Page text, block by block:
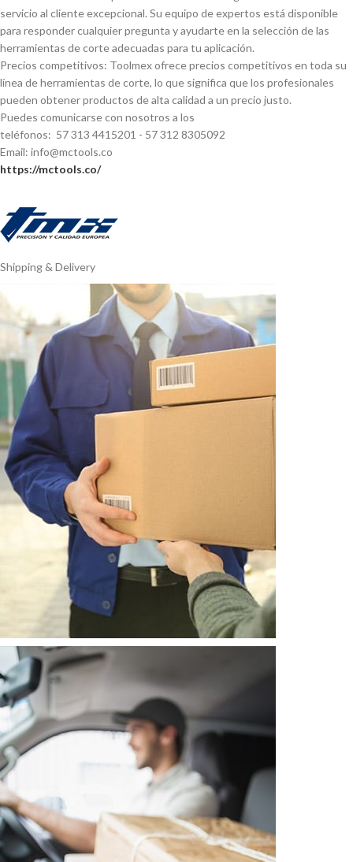
servicio al cliente excepcional. Su equipo de expertos está disponible
para responder cualquier pregunta y ayudarte en la selección de las
herramientas de corte adecuadas para tu aplicación.
Precios competitivos: Toolmex ofrece precios competitivos en toda su
lí­nea de herramientas de corte, lo que significa que los profesionales
pueden obtener productos de alta calidad a un precio justo.
Puedes comunicarse con nosotros a los
teléfonos: 57 313 4415201 - 57 312 8305092
Email: info@mctools.co
https://mctools.co/
Shipping & Delivery